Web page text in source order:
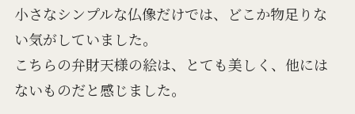
小さなシンプルな仏像だけでは、どこか物足りな
い気がしていました。
こちらの弁財天様の絵は、とても美しく、他には
ないものだと感じました。